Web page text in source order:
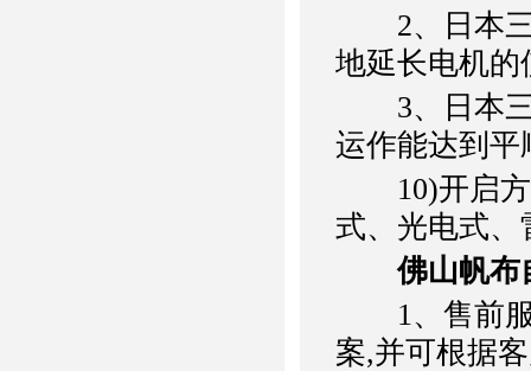
2、日本三
地延长电机的
3、日本三
运作能达到平
10)开启方
式、光电式、
佛山帆布
1、售前服
案,并可根据